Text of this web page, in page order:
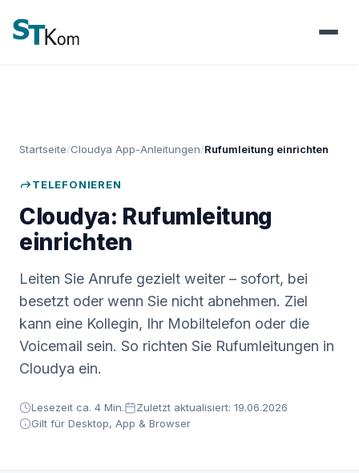
Startseite Cloudya App-Anleitungen Rufumleitung einrichten
TELEFONIEREN
Cloudya: Rufumleitung
einrichten
Leiten Sie Anrufe gezielt weiter – sofort, bei
besetzt oder wenn Sie nicht abnehmen. Ziel
kann eine Kollegin, Ihr Mobiltelefon oder die
Voicemail sein. So richten Sie Rufumleitungen in
Cloudya ein.
Lesezeit ca. 4 Min.
Zuletzt aktualisiert: 19.06.2026
Gilt für Desktop, App & Browser